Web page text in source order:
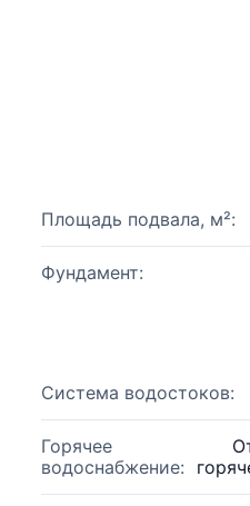
Площадь подвала, м²:
Фундамент:
Система водостоков:
Горячее
водоснабжение: